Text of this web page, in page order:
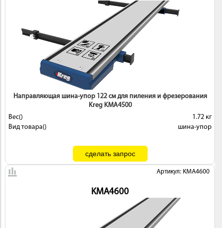
Направляющая шина-упор 122 см для пиления и фрезерования
Kreg KMA4500
Вес()
1.72 кг
Вид товара()
шина-упор
Артикул: KMA4600
KMA4600